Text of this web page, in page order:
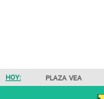
HOY: PLAZA VEA